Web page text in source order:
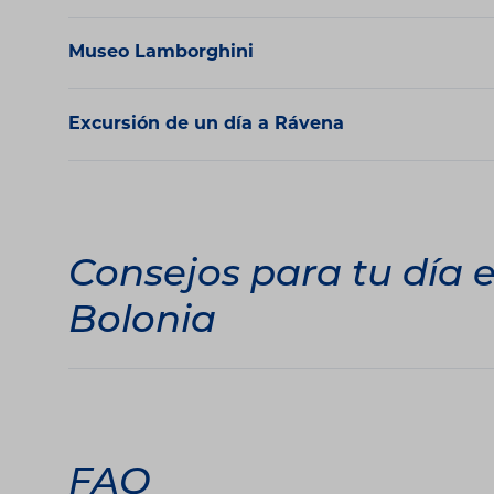
Museo Lamborghini
Excursión de un día a Rávena
Consejos para tu día
Bolonia
FAQ